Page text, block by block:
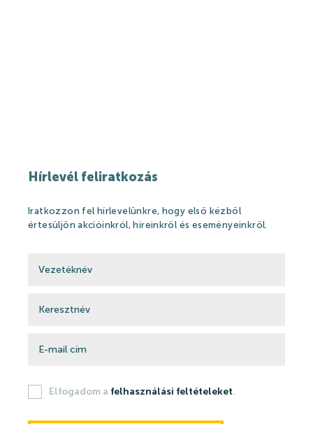
Online jegyértékesítés
WEBSHOP
Gyógyfürdő és Vízivilág árak 2026
Egészségpénztárak
Szállásajánlat
Hírlevél feliratkozás
Iratkozzon fel hírlevelünkre, hogy első kézből
értesüljön akcióinkról, híreinkről és eseményeinkről.
Elfogadom a felhasználási feltételeket.